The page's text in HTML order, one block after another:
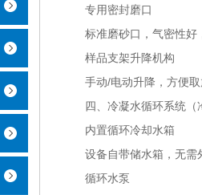
专用密封磨口
标准磨砂口，气密性好
样品支架升降机构
手动/电动升降，方便取
四、冷凝水循环系统（
内置循环冷却水箱
设备自带储水箱，无需外
循环水泵